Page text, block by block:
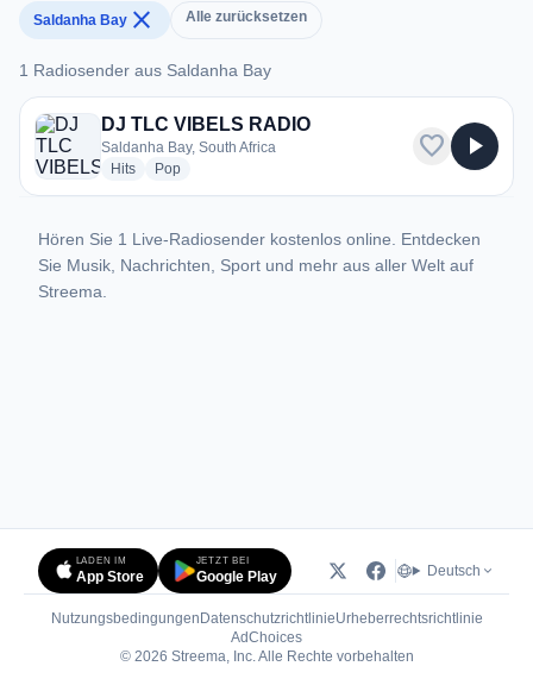
Saldanha Bay close Alle zurücksetzen
1 Radiosender aus Saldanha Bay
1 Radiosender aus Saldanha Bay
DJ TLC VIBELS RADIO
Saldanha Bay, South Africa
Hitsradio stations
Popradio stations
favorite play_arrow
Hören Sie 1 Live-Radiosender kostenlos online. Entdecken
Sie Musik, Nachrichten, Sport und mehr aus aller Welt auf
Streema.
LADEN IM
App Store
JETZT BEI
Google Play Deutsch
Nutzungsbedingungen DatenschutzrichtlinieUrheberrechtsrichtlinie
AdChoices(öffnet in neuem Tab)
© 2026 Streema, Inc. Alle Rechte vorbehalten